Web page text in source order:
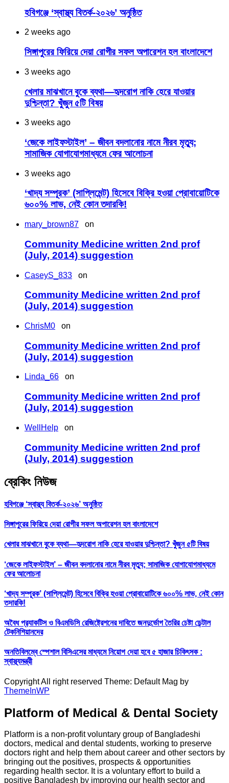
হবিগঞ্জে ‘স্বাস্থ্য বিতর্ক-২০২৬’ অনুষ্ঠিত
2 weeks ago
সিঙ্গাপুরের ফিরিয়ে দেয়া রোগীর সফল অপারেশন হল বাংলাদেশে
3 weeks ago
খেলার মাঝখানে বুকে ব্যথা—হৃদরোগ নাকি হেরে যাওয়ার
দুশ্চিন্তা? খুঁজুন ৫টি বিষয়
3 weeks ago
‘জেকে লাইফস্টাইল’ – জীবন বদলানোর নামে নীরব মৃত্যু;
সামাজিক যোগাযোগমাধ্যমে ফের আলোচনা
3 weeks ago
‘খাদ্য সম্পূরক’ (সাপ্লিমেন্ট) হিসেবে বিক্রি হওয়া প্রোবায়োটিকে
৬০০% লাভ, নেই কোন তদারকি!
mary_brown87 on
Community Medicine written 2nd prof
(July, 2014) suggestion
CaseyS_833 on
Community Medicine written 2nd prof
(July, 2014) suggestion
ChrisM0 on
Community Medicine written 2nd prof
(July, 2014) suggestion
Linda_66 on
Community Medicine written 2nd prof
(July, 2014) suggestion
WellHelp on
Community Medicine written 2nd prof
(July, 2014) suggestion
ব্রেকিং নিউজ
হবিগঞ্জে ‘স্বাস্থ্য বিতর্ক-২০২৬’ অনুষ্ঠিত
সিঙ্গাপুরের ফিরিয়ে দেয়া রোগীর সফল অপারেশন হল বাংলাদেশে
খেলার মাঝখানে বুকে ব্যথা—হৃদরোগ নাকি হেরে যাওয়ার দুশ্চিন্তা? খুঁজুন ৫টি বিষয়
‘জেকে লাইফস্টাইল’ – জীবন বদলানোর নামে নীরব মৃত্যু; সামাজিক যোগাযোগমাধ্যমে
ফের আলোচনা
‘খাদ্য সম্পূরক’ (সাপ্লিমেন্ট) হিসেবে বিক্রি হওয়া প্রোবায়োটিকে ৬০০% লাভ, নেই কোন
তদারকি!
অবৈধ প্র‍্যাকটিস ও বিএমডিসি রেজিষ্ট্রেশনের দাবিতে জনদুর্ভোগ তৈরির চেষ্টা ডেন্টাল
টেকনিশিয়ানদের
অনতিবিলম্বে স্পেশাল বিসিএসের মাধ্যমে নিয়োগ দেয়া হবে ৫ হাজার চিকিৎসক :
স্বাস্থ্যমন্ত্রী
Copyright All right reserved Theme: Default Mag by
ThemeInWP
Platform of Medical & Dental Society
Platform is a non-profit voluntary group of Bangladeshi
doctors, medical and dental students, working to preserve
doctors right and help them about career and other sectors by
bringing out the positives, prospects & opportunities
regarding health sector. It is a voluntary effort to build a
positive Bangladesh by improving our health sector and